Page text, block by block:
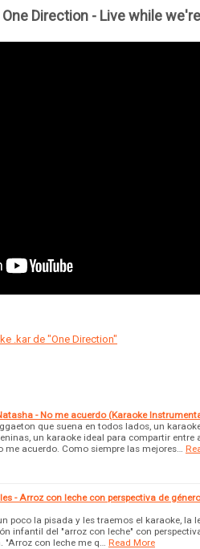
One Direction - Live while
.kar de "One Direction"
- No me acuerdo (Karaoke
que suena en todos lados, un
un karaoke ideal para compartir entre
me acuerdo. Como siempre las mejores…
- Arroz con leche con perspectiva de
poco la pisada y les traemos el karaoke, la
infantil del "arroz con leche" con
con leche me q…
Read More